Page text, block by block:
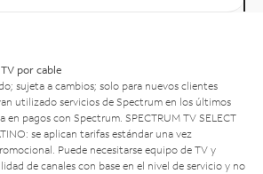
por cable
sujeta a cambios; solo para nuevos clientes
utilizado servicios de Spectrum en los últimos
en pagos con Spectrum. SPECTRUM TV SELECT
se aplican tarifas estándar una vez
Puede necesitarse equipo de TV y
de canales con base en el nivel de servicio y no